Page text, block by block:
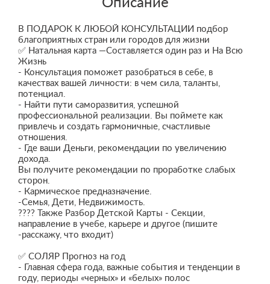
Описание
В ПОДАРОК К ЛЮБОЙ КОНСУЛЬТАЦИИ подбор
благоприятных стран или городов для жизни
✅ Натальная карта —Составляется один раз и На Всю
Жизнь
- Консультация поможет разобраться в себе, в
качествах вашей личности: в чем сила, таланты,
потенциал.
- Найти пути саморазвития, успешной
профессиональной реализации. Вы поймете как
привлечь и создать гармоничные, счастливые
отношения.
- Где ваши Деньги, рекомендации по увеличению
дохода.
Вы получите рекомендации по проработке слабых
сторон.
- Кармическое предназначение.
-Семья, Дети, Недвижимость.
???? Также Разбор Детской Карты - Секции,
направление в учебе, карьере и другое (пишите
-расскажу, что входит)
✅ СОЛЯР Прогноз на год
- Главная сфера года, важные события и тенденции в
году, периоды «черных» и «белых» полос